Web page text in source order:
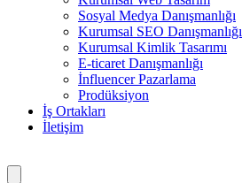
Sosyal Medya Danışmanlığı
Kurumsal SEO Danışmanlığı
Kurumsal Kimlik Tasarımı
E-ticaret Danışmanlığı
İnfluencer Pazarlama
Prodüksiyon
İş Ortakları
İletişim